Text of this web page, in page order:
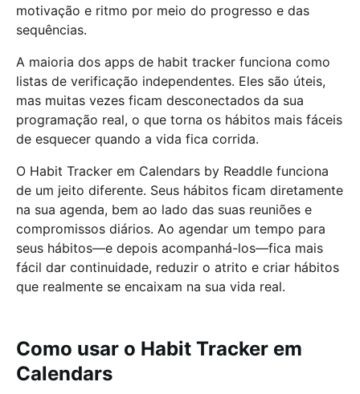
motivação e ritmo por meio do progresso e das
sequências.
A maioria dos apps de habit tracker funciona como
listas de verificação independentes. Eles são úteis,
mas muitas vezes ficam desconectados da sua
programação real, o que torna os hábitos mais fáceis
de esquecer quando a vida fica corrida.
O Habit Tracker em Calendars by Readdle funciona
de um jeito diferente. Seus hábitos ficam diretamente
na sua agenda, bem ao lado das suas reuniões e
compromissos diários. Ao agendar um tempo para
seus hábitos—e depois acompanhá-los—fica mais
fácil dar continuidade, reduzir o atrito e criar hábitos
que realmente se encaixam na sua vida real.
Como usar o Habit Tracker em
Calendars